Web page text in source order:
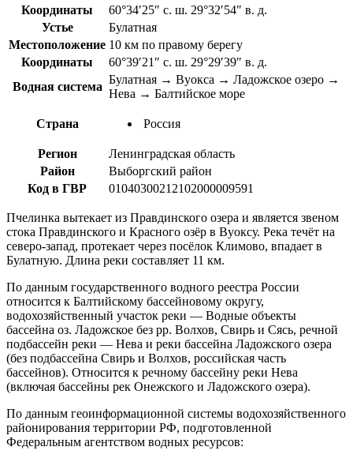
Координаты
60°34′25″ с. ш. 29°32′54″ в. д.
Устье
Булатная
Местоположение 10 км по правому берегу
Координаты
60°39′21″ с. ш. 29°29′39″ в. д.
Водная система
Булатная → Вуокса → Ладожское озеро →
Нева → Балтийское море
Страна Россия
Регион
Ленинградская область
Район
Выборгский район
Код в ГВР
01040300212102000009591
Пчелинка вытекает из Правдинского озера и является звеном
стока Правдинского и Красного озёр в Вуоксу. Река течёт на
северо-запад, протекает через посёлок Климово, впадает в
Булатную. Длина реки составляет 11 км.
По данным государственного водного реестра России
относится к Балтийскому бассейновому округу,
водохозяйственный участок реки — Водные объекты
бассейна оз. Ладожское без рр. Волхов, Свирь и Сясь, речной
подбассейн реки — Нева и реки бассейна Ладожского озера
(без подбассейна Свирь и Волхов, российская часть
бассейнов). Относится к речному бассейну реки Нева
(включая бассейны рек Онежского и Ладожского озера).
По данным геоинформационной системы водохозяйственного
районирования территории РФ, подготовленной
Федеральным агентством водных ресурсов: